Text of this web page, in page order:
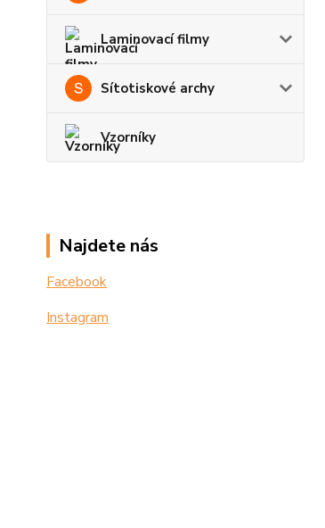
Laminovací filmy
Sítotiskové archy
Vzorníky
Najdete nás
Facebook
Instagram